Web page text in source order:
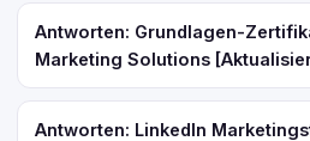
Antworten: Grundlagen-
Marketing Solutions
Antworten: LinkedIn